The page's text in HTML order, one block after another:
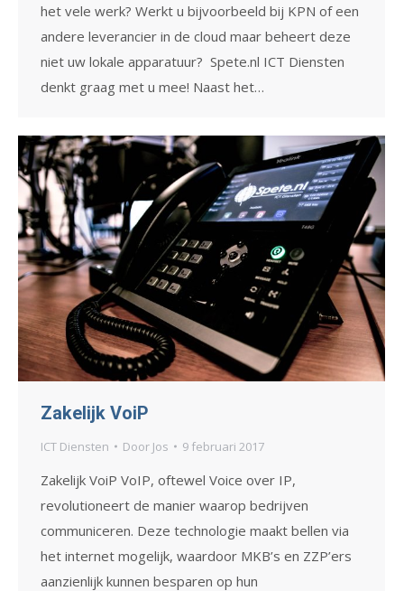
het vele werk? Werkt u bijvoorbeeld bij KPN of een
andere leverancier in de cloud maar beheert deze
niet uw lokale apparatuur? Spete.nl ICT Diensten
denkt graag met u mee! Naast het…
Zakelijk VoiP
ICT Diensten Door Jos 9 februari 2017
Zakelijk VoiP VoIP, oftewel Voice over IP,
revolutioneert de manier waarop bedrijven
communiceren. Deze technologie maakt bellen via
het internet mogelijk, waardoor MKB’s en ZZP’ers
aanzienlijk kunnen besparen op hun